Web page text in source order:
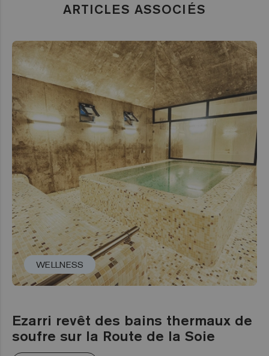
ARTICLES ASSOCIÉS
WELLNESS
Ezarri revêt des bains thermaux de
soufre sur la Route de la Soie